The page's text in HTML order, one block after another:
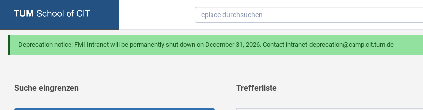
Deprecation notice: FMI Intranet will be permanently shut down on December 31, 2026. Contact intranet-deprecation@camp.cit.tum.de
Suche eingrenzen Trefferliste